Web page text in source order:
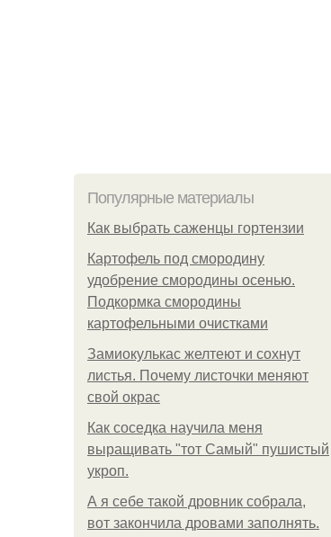
Популярные материалы
Как выбрать саженцы гортензии
Картофель под смородину
удобрение смородины осенью.
Подкормка смородины
картофельными очистками
Замиокулькас желтеют и сохнут
листья. Почему листочки меняют
свой окрас
Как соседка научила меня
выращивать "тот Самый" пушистый
укроп.
А я себе такой дровник собрала,
вот закончила дровами заполнять.